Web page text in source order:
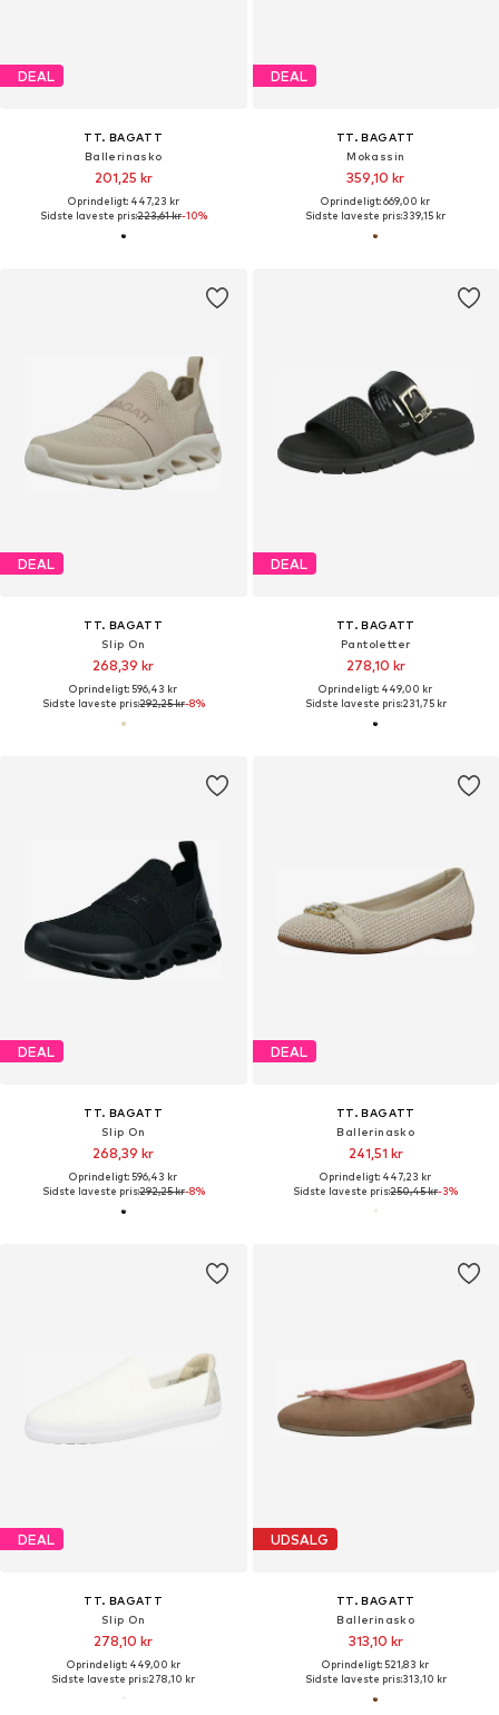
DEAL
TT. BAGATT
Ballerinasko
201,25 kr
Oprindeligt: 447,23 kr
Sidste laveste pris:223,61 kr-10%
DEAL
TT. BAGATT
Mokassin
359,10 kr
Oprindeligt: 669,00 kr
Sidste laveste pris:339,15 kr
DEAL
TT. BAGATT
Slip On
268,39 kr
Oprindeligt: 596,43 kr
Sidste laveste pris:292,25 kr-8%
DEAL
TT. BAGATT
Pantoletter
278,10 kr
Oprindeligt: 449,00 kr
Sidste laveste pris:231,75 kr
DEAL
TT. BAGATT
Slip On
268,39 kr
Oprindeligt: 596,43 kr
Sidste laveste pris:292,25 kr-8%
DEAL
TT. BAGATT
Ballerinasko
241,51 kr
Oprindeligt: 447,23 kr
Sidste laveste pris:250,45 kr-3%
DEAL
TT. BAGATT
Slip On
278,10 kr
Oprindeligt: 449,00 kr
Sidste laveste pris:278,10 kr
UDSALG
TT. BAGATT
Ballerinasko
313,10 kr
Oprindeligt: 521,83 kr
Sidste laveste pris:313,10 kr